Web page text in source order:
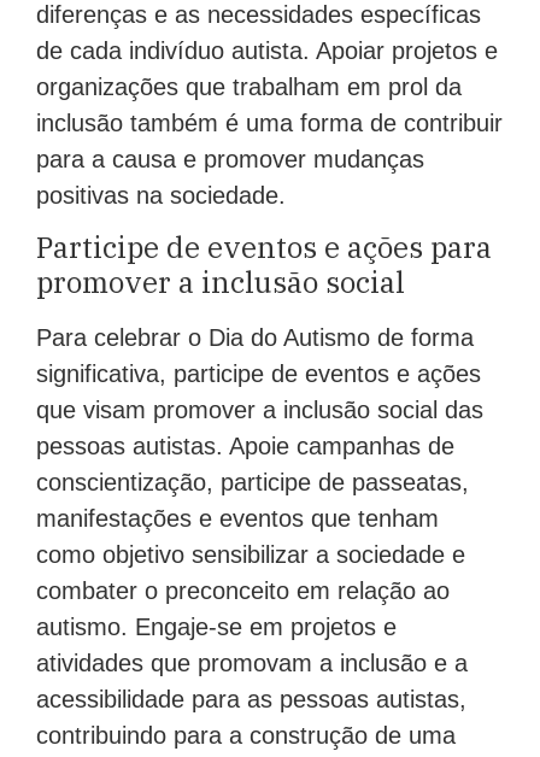
diferenças e as necessidades específicas
de cada indivíduo autista. Apoiar projetos e
organizações que trabalham em prol da
inclusão também é uma forma de contribuir
para a causa e promover mudanças
positivas na sociedade.
Participe de eventos e ações para
promover a inclusão social
Para celebrar o Dia do Autismo de forma
significativa, participe de eventos e ações
que visam promover a inclusão social das
pessoas autistas. Apoie campanhas de
conscientização, participe de passeatas,
manifestações e eventos que tenham
como objetivo sensibilizar a sociedade e
combater o preconceito em relação ao
autismo. Engaje-se em projetos e
atividades que promovam a inclusão e a
acessibilidade para as pessoas autistas,
contribuindo para a construção de uma